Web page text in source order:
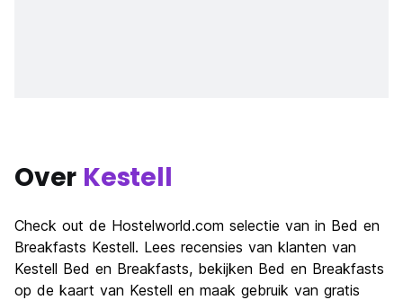
Over Kestell
Check out de Hostelworld.com selectie van in Bed en
Breakfasts Kestell. Lees recensies van klanten van
Kestell Bed en Breakfasts, bekijken Bed en Breakfasts
op de kaart van Kestell en maak gebruik van gratis